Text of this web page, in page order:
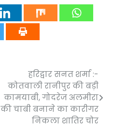
हरिद्वार सनत शर्मा :-
कोतवाली रानीपुर की बड़ी
कामयाबी, गोदरेज अलमीरा
की चाबी बनाने का कारीगर
निकला शातिर चोर